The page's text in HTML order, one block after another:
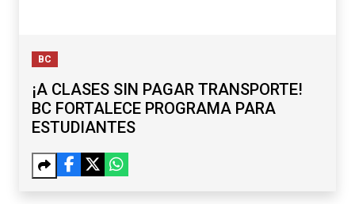
BC
¡A CLASES SIN PAGAR TRANSPORTE!
BC FORTALECE PROGRAMA PARA
ESTUDIANTES